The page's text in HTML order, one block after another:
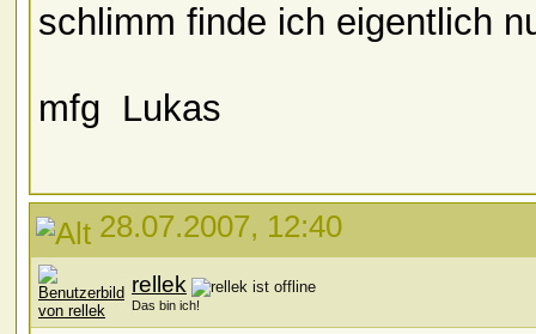
schlimm finde ich eigentlich
mfg Lukas
28.07.2007, 12:40
rellek
Das bin ich!